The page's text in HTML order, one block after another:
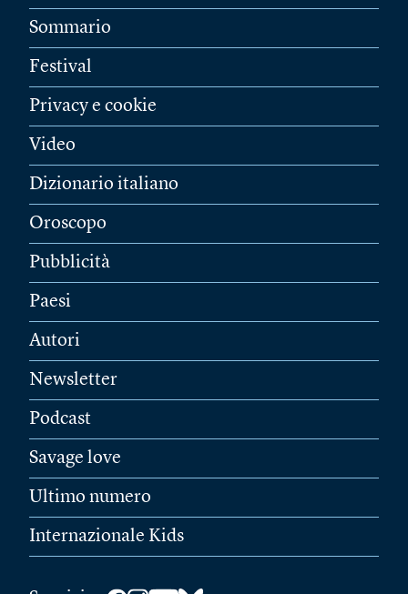
Sommario
Festival
Privacy e cookie
Video
Dizionario italiano
Oroscopo
Pubblicità
Paesi
Autori
Newsletter
Podcast
Savage love
Ultimo numero
Internazionale Kids